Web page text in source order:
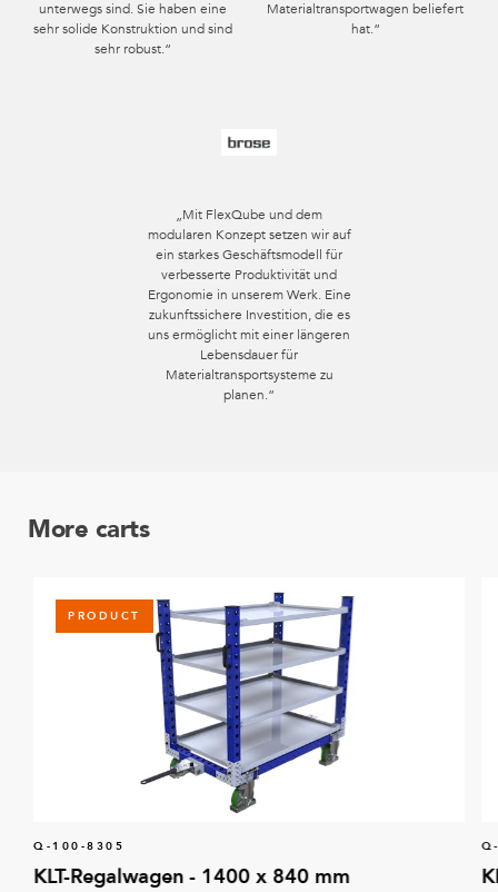
unterwegs sind. Sie haben eine
sehr solide Konstruktion und sind
sehr robust.“
Materialtransportwagen beliefert
hat.“
„Mit FlexQube und dem
modularen Konzept setzen wir auf
ein starkes Geschäftsmodell für
verbesserte Produktivität und
Ergonomie in unserem Werk. Eine
zukunftssichere Investition, die es
uns ermöglicht mit einer längeren
Lebensdauer für
Materialtransportsysteme zu
planen.“
More carts
PRODUCT
Q-100-8305
KLT-Regalwagen - 1400 x 840 mm